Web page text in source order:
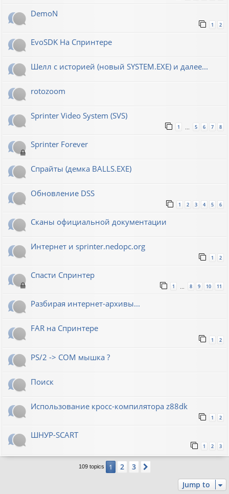
DemoN
1 2
EvoSDK На Спринтере
Шелл с историей (новый SYSTEM.EXE) и далее...
rotozoom
Sprinter Video System (SVS)
1 … 5 6 7 8
Sprinter Forever
Спрайты (демка BALLS.EXE)
Обновление DSS
1 2 3 4 5 6
Сканы официальной документации
Интернет и sprinter.nedopc.org
1 2
Спасти Спринтер
1 … 8 9 10 11
Разбирая интернет-архивы...
FAR на Спринтере
1 2
PS/2 -> COM мышка ?
Поиск
Использование кросс-компилятора z88dk
1 2
ШНУР-SCART
1 2 3
109 topics 1 2 3
Jump to